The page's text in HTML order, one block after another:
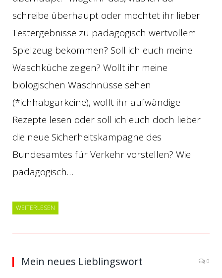
schreibe überhaupt oder möchtet ihr lieber
Testergebnisse zu pädagogisch wertvollem
Spielzeug bekommen? Soll ich euch meine
Waschküche zeigen? Wollt ihr meine
biologischen Waschnüsse sehen
(*ichhabgarkeine), wollt ihr aufwändige
Rezepte lesen oder soll ich euch doch lieber
die neue Sicherheitskampagne des
Bundesamtes für Verkehr vorstellen? Wie
pädagogisch…
WEITERLESEN
Mein neues Lieblingswort 0